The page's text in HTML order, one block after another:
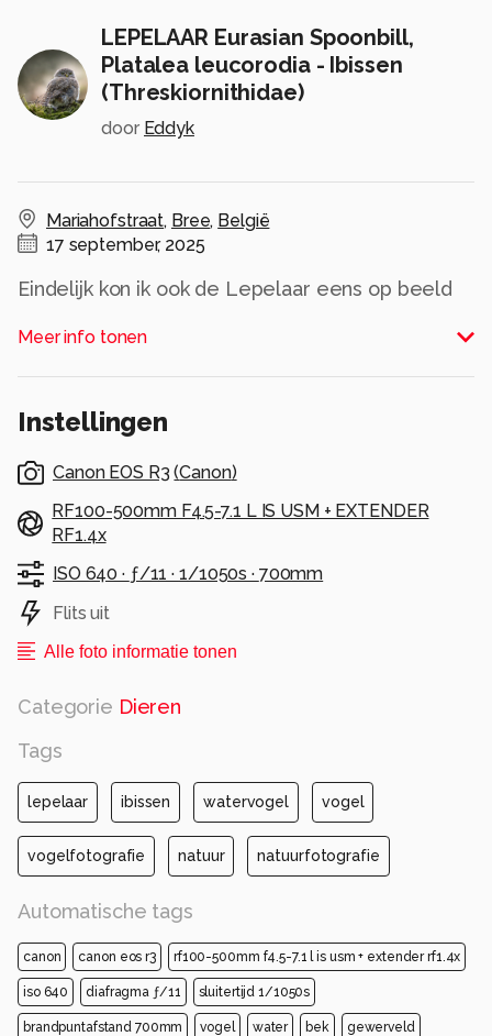
LEPELAAR Eurasian Spoonbill,
Platalea leucorodia - Ibissen
(Threskiornithidae)
door Eddyk
Mariahofstraat, Bree, België
17 september, 2025
Eindelijk kon ik ook de Lepelaar eens op beeld
ongeveer september/oktober en dan gaan ze
overwinteren aan de West-Afrikaanse kust.
Alle rechten voorbehouden
Meer info tonen
Instellingen
Canon EOS R3 (Canon)
RF100-500mm F4.5-7.1 L IS USM + EXTENDER
RF1.4x
ISO 640 · ƒ/11 · 1/1050s · 700mm
Flits uit
Alle foto informatie tonen
Categorie Dieren
Tags
lepelaar ibissen watervogel vogel
vogelfotografie natuur natuurfotografie
Automatische tags
canon canon eos r3 rf100-500mm f4.5-7.1 l is usm + extender rf1.4x
iso 640 diafragma ƒ/11 sluitertijd 1/1050s
brandpuntafstand 700mm vogel water bek gewerveld